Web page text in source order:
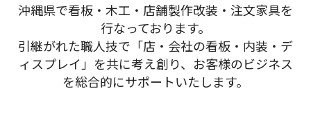
沖縄県で看板・木工・店舗製作改装・注文家具を
行なっております。
引継がれた職人技で「店・会社の看板・内装・デ
ィスプレイ」を共に考え創り、お客様のビジネス
を総合的にサポートいたします。